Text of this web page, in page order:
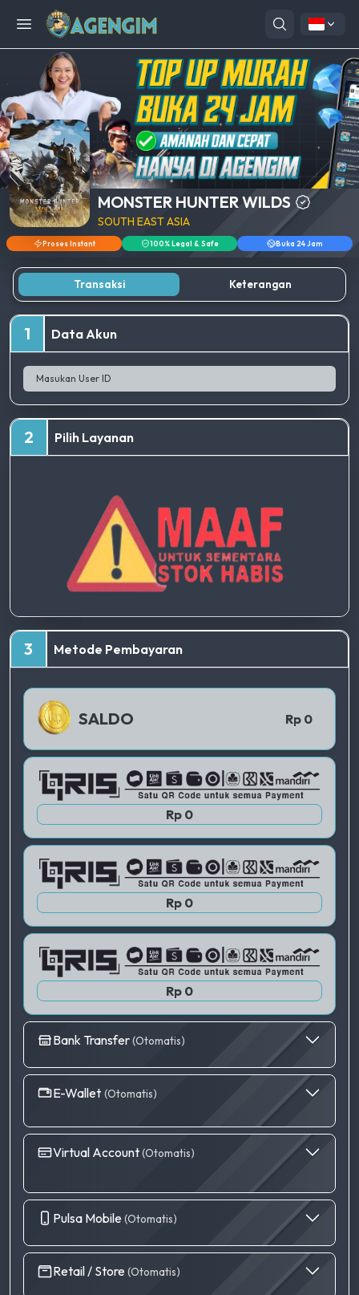
Open menu
MONSTER HUNTER WILDS
SOUTH EAST ASIA
Proses Instant 100% Legal & Safe Buka 24 Jam
Transaksi Keterangan
1 Data Akun
2 Pilih Layanan
3 Metode Pembayaran
SALDO Rp 0
Rp 0
QRIS 1
Rp 0
QRIS 2
Rp 0
QRIS 3
Bank Transfer(Otomatis)
E-Wallet (Otomatis)
Virtual Account(Otomatis)
Pulsa Mobile (Otomatis)
Retail / Store (Otomatis)